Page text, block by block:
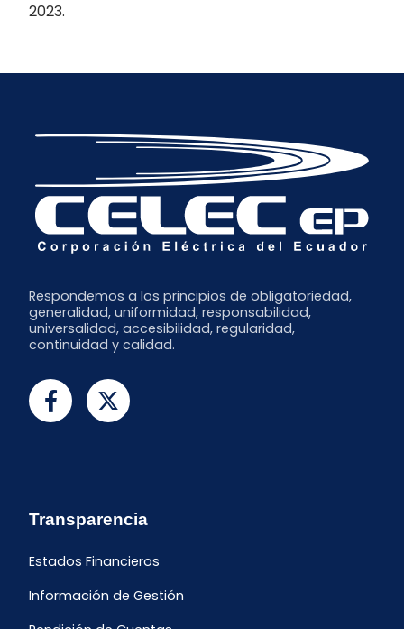
2023.
Respondemos a los principios de obligatoriedad,
generalidad, uniformidad, responsabilidad,
universalidad, accesibilidad, regularidad,
continuidad y calidad.
Transparencia
Estados Financieros
Información de Gestión